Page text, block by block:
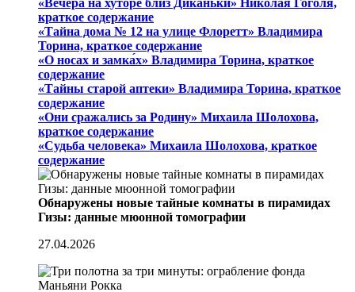
«Вечера на хуторе близ Диканьки» Николая Гоголя,
краткое содержание
«Тайна дома № 12 на улице Флоретт» Владимира
Торина, краткое содержание
«О носах и замка́х» Владимира Торина, краткое
содержание
«Тайны старой аптеки» Владимира Торина, краткое
содержание
«Они сражались за Родину» Михаила Шолохова,
краткое содержание
«Судьба человека» Михаила Шолохова, краткое
содержание
Обнаружены новые тайные комнаты в пирамидах
Гизы: данные мюонной томографии
27.04.2026